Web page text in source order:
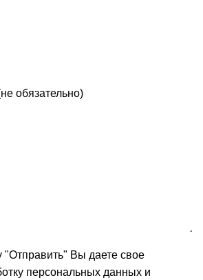
обязательно)
"Отправить" Вы даете свое
персональных данных и